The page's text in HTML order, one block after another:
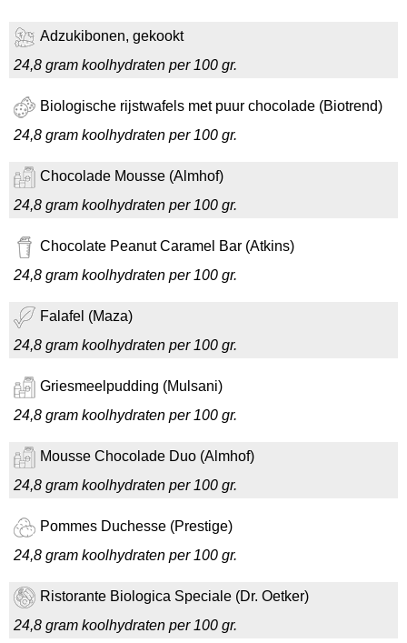
Adzukibonen, gekookt
24,8 gram koolhydraten per 100 gr.
Biologische rijstwafels met puur chocolade (Biotrend)
24,8 gram koolhydraten per 100 gr.
Chocolade Mousse (Almhof)
24,8 gram koolhydraten per 100 gr.
Chocolate Peanut Caramel Bar (Atkins)
24,8 gram koolhydraten per 100 gr.
Falafel (Maza)
24,8 gram koolhydraten per 100 gr.
Griesmeelpudding (Mulsani)
24,8 gram koolhydraten per 100 gr.
Mousse Chocolade Duo (Almhof)
24,8 gram koolhydraten per 100 gr.
Pommes Duchesse (Prestige)
24,8 gram koolhydraten per 100 gr.
Ristorante Biologica Speciale (Dr. Oetker)
24,8 gram koolhydraten per 100 gr.